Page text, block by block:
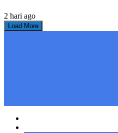
2 hari ago
Load More